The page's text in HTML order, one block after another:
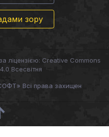
зору
ліцензією: Creative Commons
Всесвітня
Всі права захищен